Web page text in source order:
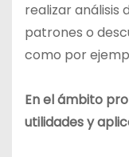
realizar análisis
patrones o
como por
En el ámbito
utilidades y